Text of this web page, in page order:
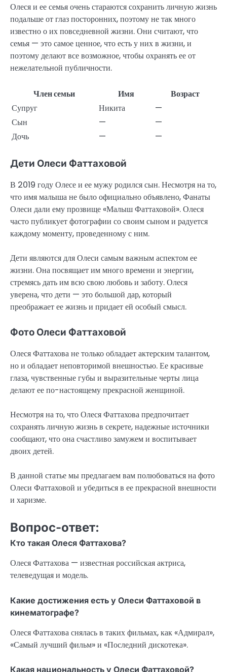
Олеся и ее семья очень стараются сохранить личную жизнь
подальше от глаз посторонних, поэтому не так много
известно о их повседневной жизни. Они считают, что
семья — это самое ценное, что есть у них в жизни, и
поэтому делают все возможное, чтобы охранять ее от
нежелательной публичности.
Член семьи Имя
Возраст
Супруг
Никита
—
Сын
—
—
Дочь
— —
Дети Олеси Фаттаховой
В 2019 году Олесе и ее мужу родился сын. Несмотря на то,
что имя малыша не было официально объявлено, Фанаты
Олеси дали ему прозвище «Малыш Фаттаховой». Олеся
часто публикует фотографии со своим сыном и радуется
каждому моменту, проведенному с ним.
Дети являются для Олеси самым важным аспектом ее
жизни. Она посвящает им много времени и энергии,
стремясь дать им всю свою любовь и заботу. Олеся
уверена, что дети — это большой дар, который
преображает ее жизнь и придает ей особый смысл.
Фото Олеси Фаттаховой
Олеся Фаттахова не только обладает актерским талантом,
но и обладает неповторимой внешностью. Ее красивые
глаза, чувственные губы и выразительные черты лица
делают ее по-настоящему прекрасной женщиной.
Несмотря на то, что Олеся Фаттахова предпочитает
сохранять личную жизнь в секрете, надежные источники
сообщают, что она счастливо замужем и воспитывает
двоих детей.
В данной статье мы предлагаем вам полюбоваться на фото
Олеси Фаттаховой и убедиться в ее прекрасной внешности
и харизме.
Вопрос-ответ:
Кто такая Олеся Фаттахова?
Олеся Фаттахова — известная российская актриса,
телеведущая и модель.
Какие достижения есть у Олеси Фаттаховой в
кинематографе?
Олеся Фаттахова снялась в таких фильмах, как «Адмирал»,
«Самый лучший фильм» и «Последний дискотека».
Какая национальность у Олеси Фаттаховой?